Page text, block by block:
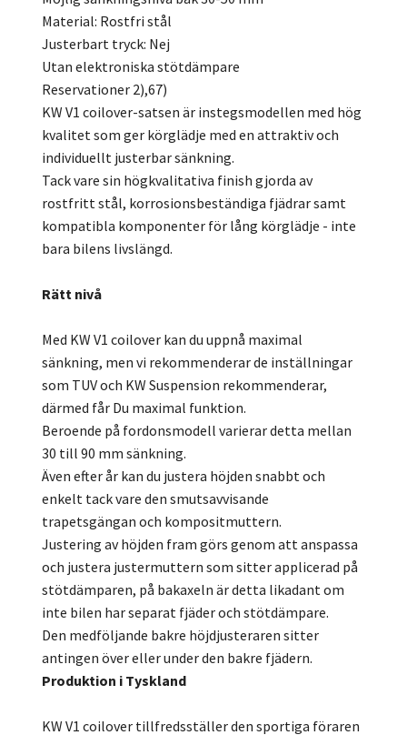
Material: Rostfri stål
Justerbart tryck: Nej
Utan elektroniska stötdämpare
Reservationer 2),67)
KW V1 coilover-satsen är instegsmodellen med hög
kvalitet som ger körglädje med en attraktiv och
individuellt justerbar sänkning.
Tack vare sin högkvalitativa finish gjorda av
rostfritt stål, korrosionsbeständiga fjädrar samt
kompatibla komponenter för lång körglädje - inte
bara bilens livslängd.
Rätt nivå
Med KW V1 coilover kan du uppnå maximal
sänkning, men vi rekommenderar de inställningar
som TUV och KW Suspension rekommenderar,
därmed får Du maximal funktion.
Beroende på fordonsmodell varierar detta mellan
30 till 90 mm sänkning.
Även efter år kan du justera höjden snabbt och
enkelt tack vare den smutsavvisande
trapetsgängan och kompositmuttern.
Justering av höjden fram görs genom att anspassa
och justera justermuttern som sitter applicerad på
stötdämparen, på bakaxeln är detta likadant om
inte bilen har separat fjäder och stötdämpare.
Den medföljande bakre höjdjusteraren sitter
antingen över eller under den bakre fjädern.
Produktion i Tyskland
KW V1 coilover tillfredsställer den sportiga föraren